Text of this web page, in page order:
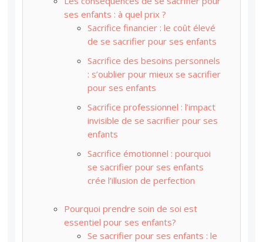
ses enfants : à quel prix ?
Sacrifice financier : le coût élevé
de se sacrifier pour ses enfants
Sacrifice des besoins personnels
: s’oublier pour mieux se sacrifier
pour ses enfants
Sacrifice professionnel : l’impact
invisible de se sacrifier pour ses
enfants
Sacrifice émotionnel : pourquoi
se sacrifier pour ses enfants
crée l’illusion de perfection
Pourquoi prendre soin de soi est
essentiel pour ses enfants?
Se sacrifier pour ses enfants : le